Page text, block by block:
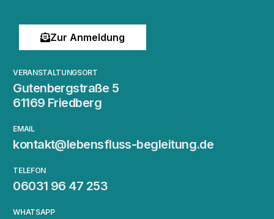
Zur Anmeldung
VERANSTALTUNGSORT
Gutenbergstraße 5
61169 Friedberg
EMAIL
kontakt@lebensfluss-begleitung.de
TELEFON
06031 96 47 253
WHATSAPP